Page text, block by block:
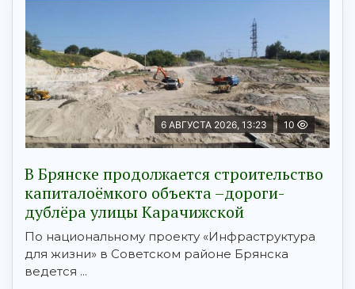
6 АВГУСТА 2026, 13:23 10
В Брянске продолжается строительство
капиталоёмкого объекта –дороги-
дублёра улицы Карачижской
По национальному проекту «Инфраструктура
для жизни» в Советском районе Брянска
ведется ...